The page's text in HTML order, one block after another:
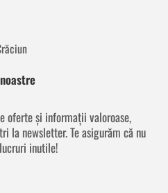
oferte și informații valoroase,
la newsletter. Te asigurăm că nu
inutile!